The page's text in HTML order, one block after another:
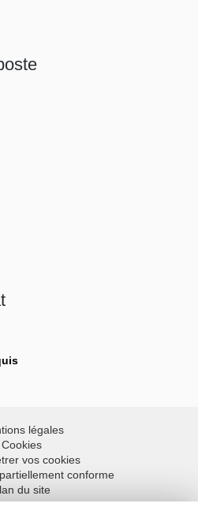
légales
Cookies
vos cookies
conforme
du site